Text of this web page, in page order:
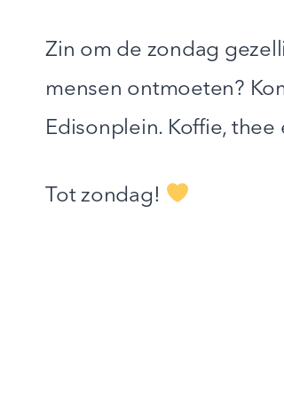
Zin om de zondag
mensen ontmoeten?
Edisonplein. Koffie,
Tot zondag!